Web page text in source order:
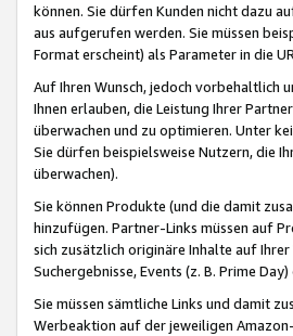
können. Sie dürfen Kunden nicht dazu
aus aufgerufen werden. Sie müssen
Format erscheint) als Parameter in die
Auf Ihren Wunsch, jedoch vorbehaltlich
Ihnen erlauben, die Leistung Ihrer
überwachen und zu optimieren. Unter
Sie dürfen beispielsweise Nutzern, die
überwachen).
Sie können Produkte (und die damit
hinzufügen. Partner-Links müssen auf
sich zusätzlich originäre Inhalte auf
Suchergebnisse, Events (z. B. Prime
Sie müssen sämtliche Links und damit
Werbeaktion auf der jeweiligen